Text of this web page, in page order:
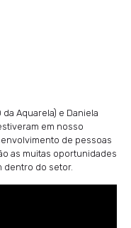
Aquarela) e Daniela
em nosso
de pessoas
as muitas oportunidades
dentro do setor.